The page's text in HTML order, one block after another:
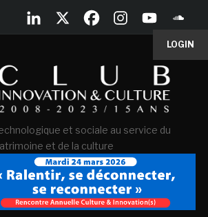
LOGIN
et sociale au service du
et de la culture